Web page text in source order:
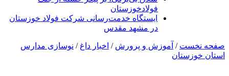
فولادخوزستان
ایستگاه خدمت‌رسانی شرکت فولاد خوزستان
در مشهد مقدس
صفحه نخست / آموزش و پرورش / اخبار داغ / نوسازی مدارس
استان خوزستان